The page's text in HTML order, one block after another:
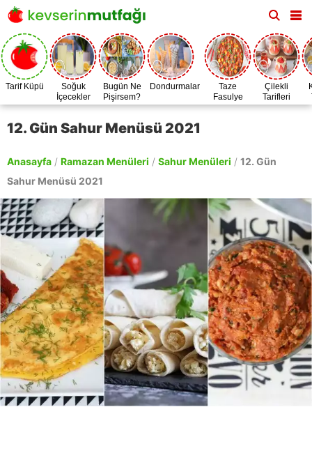
Tarif Küpü
Soğuk
İçecekler
Bugün Ne
Pişirsem?
Dondurmalar
Taze
Fasulye
Zamanı
Çilekli
Tarifleri
12. Gün Sahur Menüsü 2021
Anasayfa / Ramazan Menüleri / Sahur Menüleri / 12. Gün
Sahur Menüsü 2021